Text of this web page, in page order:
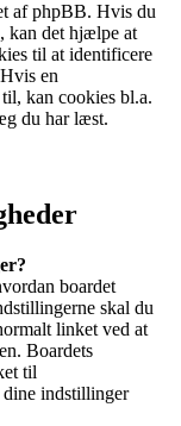
af phpBB. Hvis du
kan det hjælpe at
til at identificere
en
kan cookies bl.a.
du har læst.
boardet
skal du
linket ved at
Boardets
til
dine indstillinger